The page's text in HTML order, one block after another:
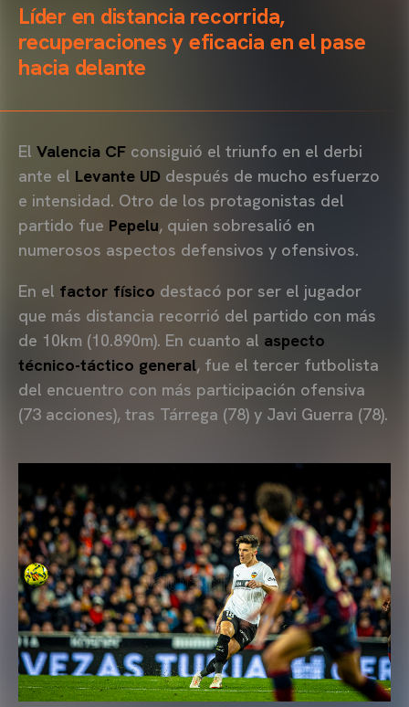
Líder en distancia recorrida,
recuperaciones y eficacia en el pase
hacia delante
El Valencia CF consiguió el triunfo en el derbi
ante el Levante UD después de mucho esfuerzo
e intensidad. Otro de los protagonistas del
partido fue Pepelu, quien sobresalió en
numerosos aspectos defensivos y ofensivos.
En el factor físico destacó por ser el jugador
que más distancia recorrió del partido con más
de 10km (10.890m). En cuanto al aspecto
técnico-táctico general, fue el tercer futbolista
del encuentro con más participación ofensiva
(73 acciones), tras Tárrega (78) y Javi Guerra (78).